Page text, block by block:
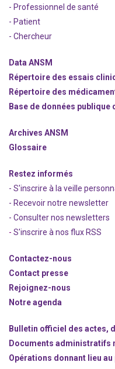
- Professionnel de santé
- Patient
- Chercheur
Data ANSM
Répertoire des essais
Répertoire des
Base de données
Archives ANSM
Glossaire
Restez informés
- S'inscrire à la veille
- Recevoir notre newsletter
- Consulter nos newsletters
- S'inscrire à nos flux RSS
Contactez-nous
Contact presse
Rejoignez-nous
Notre agenda
Bulletin officiel des actes,
Documents administratifs
Opérations donnant lieu